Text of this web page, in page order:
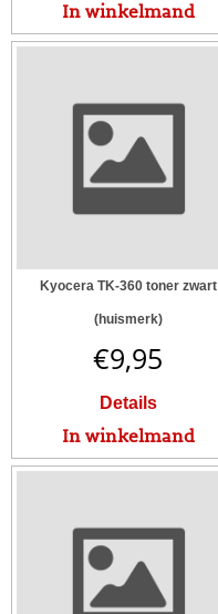
In winkelmand
Kyocera TK-360 toner zwart
(huismerk)
€9,95
Details
In winkelmand